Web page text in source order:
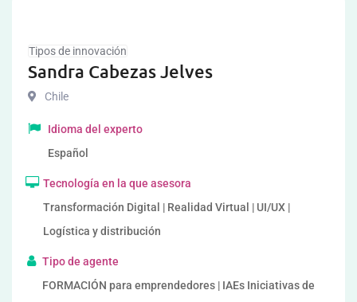
Tipos de innovación
Sandra Cabezas Jelves
Chile
Idioma del experto
Español
Tecnología en la que asesora
Transformación Digital | Realidad Virtual | UI/UX |
Logística y distribución
Tipo de agente
FORMACIÓN para emprendedores | IAEs Iniciativas de